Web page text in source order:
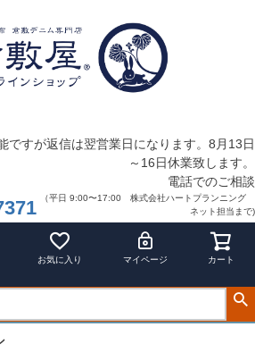
ですが返信は翌営業日になります。8月13日
～16日休業致します。
電話でのご相談
（平日 9:00〜17:00 株式会社ハートプランニング
ネット担当まで)
お気に入り マイページ カート